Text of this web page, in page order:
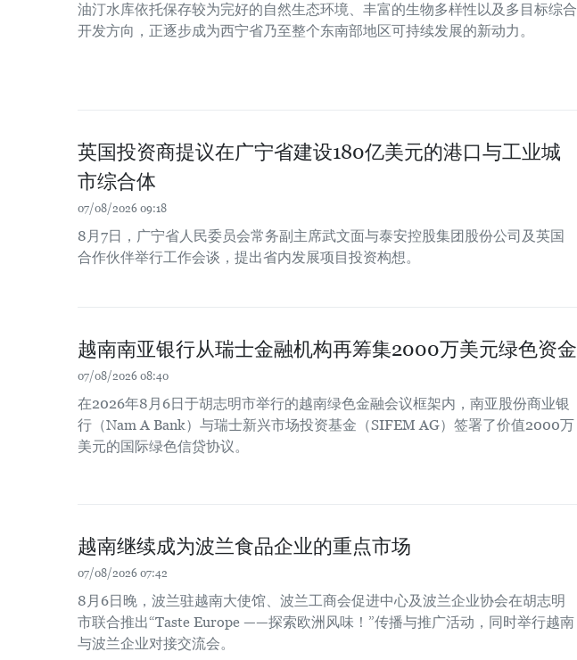
油汀水库依托保存较为完好的自然生态环境、丰富的生物多样性以及多目标综合
开发方向，正逐步成为西宁省乃至整个东南部地区可持续发展的新动力。
英国投资商提议在广宁省建设180亿美元的港口与工业城
市综合体
07/08/2026 09:18
8月7日，广宁省人民委员会常务副主席武文面与泰安控股集团股份公司及英国
合作伙伴举行工作会谈，提出省内发展项目投资构想。
越南南亚银行从瑞士金融机构再筹集2000万美元绿色资金
07/08/2026 08:40
在2026年8月6日于胡志明市举行的越南绿色金融会议框架内，南亚股份商业银
行（Nam A Bank）与瑞士新兴市场投资基金（SIFEM AG）签署了价值2000万
美元的国际绿色信贷协议。
越南继续成为波兰食品企业的重点市场
07/08/2026 07:42
8月6日晚，波兰驻越南大使馆、波兰工商会促进中心及波兰企业协会在胡志明
市联合推出“Taste Europe ——探索欧洲风味！”传播与推广活动，同时举行越南
与波兰企业对接交流会。